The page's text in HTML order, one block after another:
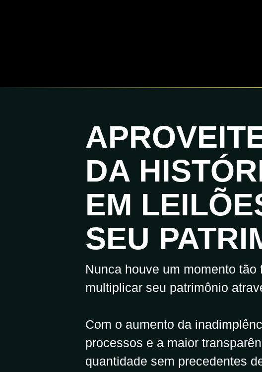
DA
EM
SEU
Nunca houve um momento
multiplicar seu patrimônio
Com o aumento da
processos e a maior
quantidade sem precedentes